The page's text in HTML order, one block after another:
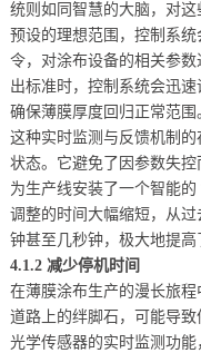
统则如同智慧的大脑，对
预设的理想范围，控制系
令，对涂布设备的相关参
出标准时，控制系统会迅速
确保薄膜厚度回归正常范围
这种实时监测与反馈机制
状态。它避免了因参数失
为生产线安装了一个智能
调整的时间大幅缩短，从
钟甚至几秒钟，极大地提高
4.1.2 减少停机时间
在薄膜涂布生产的漫长旅
道路上的绊脚石，可能导
光学传感器的实时监测功